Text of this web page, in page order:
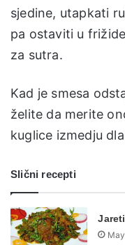
sjedine, utapkati
pa ostaviti u
za sutra.
Kad je smesa
želite da merite
kuglice izmedju
Slični recepti